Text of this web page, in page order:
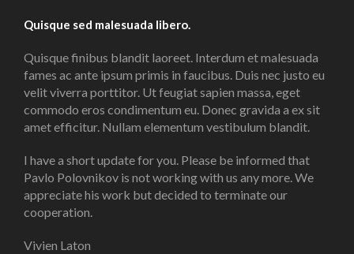
Quisque sed malesuada libero.
Quisque finibus blandit laoreet. Interdum et malesuada
fames ac ante ipsum primis in faucibus. Duis nec justo eu
velit viverra porttitor. Ut feugiat sapien massa, eget
commodo eros condimentum eu. Donec gravida a ex sit
amet efficitur. Nullam elementum vestibulum blandit.
I have a short update for you. Please be informed that
Pavlo Polovnikov is not working with us any more. We
appreciate his work but decided to terminate our
cooperation.
Vivien Laton